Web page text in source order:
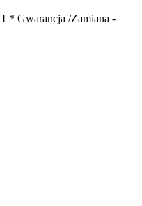
Gwarancja /Zamiana -